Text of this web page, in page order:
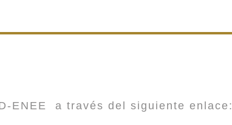
ENEE a través del siguiente enlace: